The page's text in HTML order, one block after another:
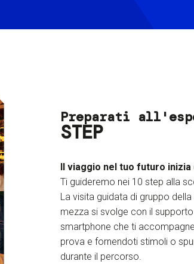
Preparati
STEP
Il viaggio nel tuo futuro inizia
Ti guideremo nei 10 step alla
La visita guidata di gruppo della
mezza si svolge con il
smartphone che ti
prova e fornendoti stimoli o
durante il percorso.